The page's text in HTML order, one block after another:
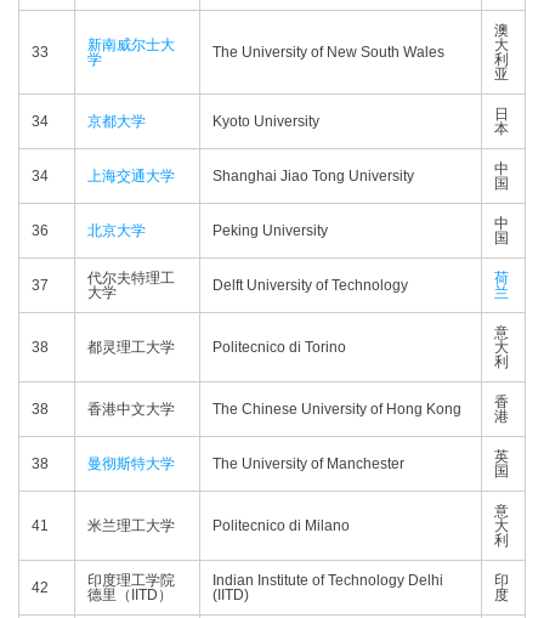
33
新南威尔士大
学
The University of New South Wales
澳
大
利
亚
34 京都大学 Kyoto University
日
本
34 上海交通大学 Shanghai Jiao Tong University
中
国
36 北京大学 Peking University
中
国
37
代尔夫特理工
大学
Delft University of Technology
荷
兰
38 都灵理工大学 Politecnico di Torino
意
大
利
38 香港中文大学 The Chinese University of Hong Kong
香
港
38 曼彻斯特大学 The University of Manchester
英
国
41 米兰理工大学 Politecnico di Milano
意
大
利
42
印度理工学院
德里（IITD）
Indian Institute of Technology Delhi
(IITD)
印
度